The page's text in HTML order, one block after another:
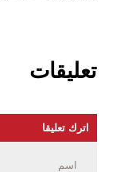
تعليقات
اترك تعليقا